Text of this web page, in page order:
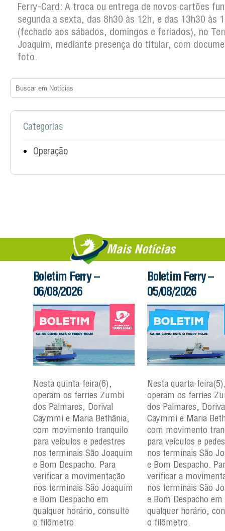
Ferry-Card: A troca ou entrega de novos cartões
segunda a sexta, das 8h30 às 12h, e das 13h30 às
(fechado aos sábados, domingos e feriados), no
Joaquim, mediante presença do titular, com
foto.
Categorias
Operação
Mais Notícias
Boletim Ferry –
06/08/2026
Nesta quinta-feira(6),
operam os ferries Zumbi
dos Palmares, Dorival
Caymmi e Maria Bethânia,
com movimento tranquilo
para veículos e pedestres
nos terminais São Joaquim
e Bom Despacho. Para
verificar a movimentação
nos terminais São Joaquim
e Bom Despacho em
qualquer horário, consulte
o filômetro.
Boletim Ferry –
05/08/2026
Nesta quarta-
operam os ferries
dos Palmares,
Caymmi e Maria
com movimento
para veículos e
nos terminais São
e Bom Despacho.
verificar a
nos terminais São
e Bom Despacho em
qualquer horário,
o filômetro.